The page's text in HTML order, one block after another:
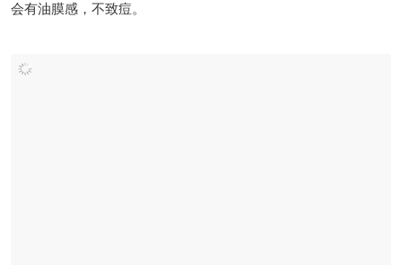
芙丽芳丝净透洁肤油：这款洁肤油怎么说呢，温和确实是很温